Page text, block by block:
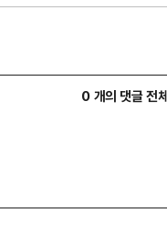
0 개의 댓글 전